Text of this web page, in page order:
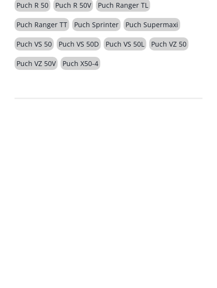
Puch R 50 Puch R 50V Puch Ranger TL
Puch Ranger TT Puch Sprinter Puch Supermaxi
Puch VS 50 Puch VS 50D Puch VS 50L Puch VZ 50
Puch VZ 50V Puch X50-4